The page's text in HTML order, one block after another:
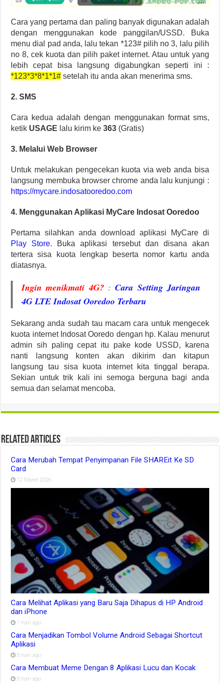
Cara yang pertama dan paling banyak digunakan adalah
dengan menggunakan kode panggilan/USSD. Buka
menu dial pad anda, lalu tekan *123# pilih no 3, lalu pilih
no 8, cek kuota dan pilih paket internet. Atau untuk yang
lebih cepat bisa langsung digabungkan seperti ini :
*123*3*8*1*1# setelah itu anda akan menerima sms.
2. SMS
Cara kedua adalah dengan menggunakan format sms,
ketik USAGE lalu kirim ke363 (Gratis)
3. Melalui Web Browser
Untuk melakukan pengecekan kuota via web anda bisa
langsung membuka browser chrome anda lalu kunjungi :
https://mycare.indosatooredoo.com
4. Menggunakan Aplikasi MyCare Indosat Ooredoo
Pertama silahkan anda download aplikasi MyCare di
Play Store. Buka aplikasi tersebut dan disana akan
tertera sisa kuota lengkap beserta nomor kartu anda
diatasnya.
Ingin menikmati 4G?:Cara Setting Jaringan
4G LTE Indosat Ooredoo Terbaru
Sekarang anda sudah tau macam cara untuk mengecek
kuota internet Indosat Ooredo dengan hp. Kalau menurut
admin sih paling cepat itu pake kode USSD, karena
nanti langsung konten akan dikirim dan kitapun
langsung tau sisa kuota internet kita tinggal berapa.
Sekian untuk trik kali ini semoga berguna bagi anda
semua dan selamat mencoba.
Related Articles
Cara Merubah Tempat Penyimpanan File SHAREit Ke SD
Card
12 Maret 2026
Cara Melihat Aplikasi yang Baru Saja Dihapus di HP Android
dan iPhone
1 hari ago
Cara Menjadikan Tombol Volume Android Sebagai Shortcut
Aplikasi
3 hari ago
Cara Membuat Meme Dengan 8 Aplikasi Lucu dan Kocak
3 hari ago